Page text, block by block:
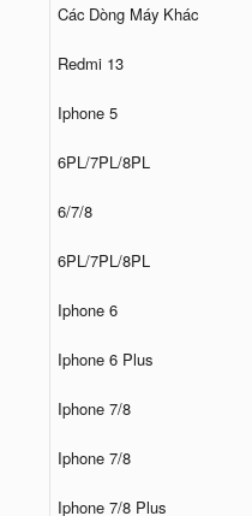
Các Dòng Máy Khác
Redmi 13
Iphone 5
6PL/7PL/8PL
6/7/8
6PL/7PL/8PL
Iphone 6
Iphone 6 Plus
Iphone 7/8
Iphone 7/8
Iphone 7/8 Plus